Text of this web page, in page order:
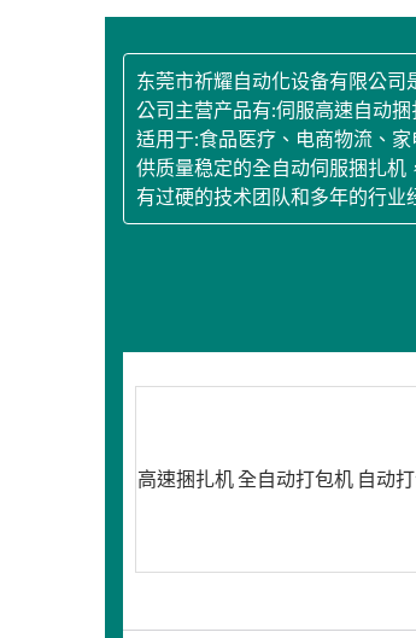
东莞市祈耀自动化设备有限公司
公司主营产品有:伺服高速自动
适用于:食品医疗、电商物流、
供质量稳定的全自动伺服捆扎机
有过硬的技术团队和多年的行业
高速捆扎机 全自动打包机 自动